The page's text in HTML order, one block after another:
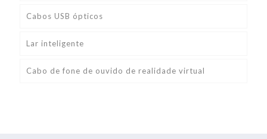
Cabos USB ópticos
Lar inteligente
Cabo de fone de ouvido de realidade virtual